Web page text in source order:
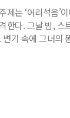
제는 ‘어리석음’
한다. 그날 밤, 스
변기 속에 그녀의